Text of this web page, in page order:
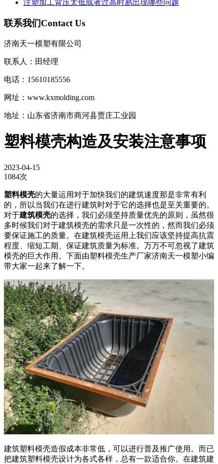
注塑加工背压太低或者过高时易出现哪些问题
联系我们Contact Us
济南天一模塑有限公司
联系人：田经理
电话：15610185556
网址：www.kxmolding.com
地址：山东省济南市商河县贾庄工业园
塑料模壳构造及安装注意事项
2023-04-15
1084次
塑料模壳的大量运用对于加快我们的建筑速度那是非常有利
的，所以当我们在进行建筑时对于它的选择也是至关重要的。
对于建筑模壳的选择，我们必须坚持质量优先的原则，虽然很
多时候我们对于建筑模壳的需求只是一次性的，然而我们必须
要保证施工的质量。在建筑模壳运用上我们应该坚持提高抗震
程度、缩短工期、保证建筑质量为标准。万万不可忽视了建筑
模壳的巨大作用。下面由塑料模壳生产厂家济南天一模塑小编
带大家一起来了解一下。
建筑塑料模壳造假成本非常低，可以进行普及推广使用。而已
把建筑塑料模壳设计为各式各样，总有一款适合你。在建筑建